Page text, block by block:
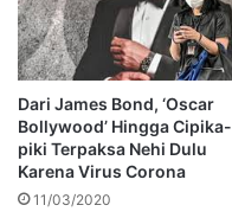
Dari James Bond, ‘Oscar
Bollywood’ Hingga Cipika-
piki Terpaksa Nehi Dulu
Karena Virus Corona
11/03/2020